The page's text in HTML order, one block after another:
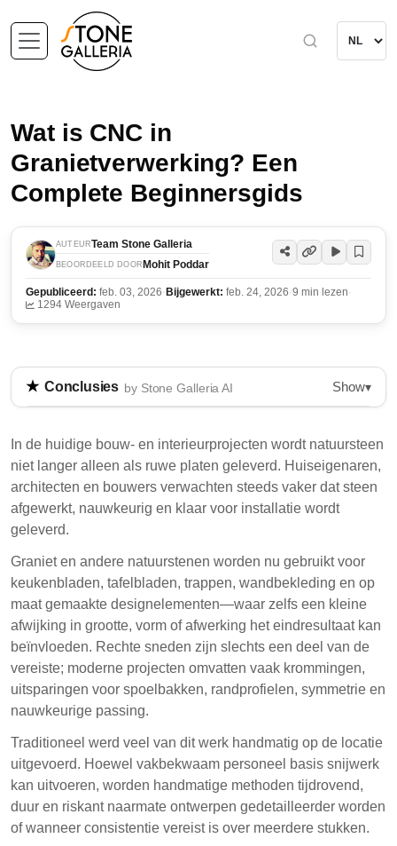
Wat is CNC in
Granietverwerking? Een
Complete Beginnersgids
AUTEURTeam Stone Galleria
BEOORDEELD DOOR Mohit Poddar
Gepubliceerd: feb. 03, 2026· Bijgewerkt: feb. 24, 2026·9 min lezen·
1294 Weergaven
Conclusies by Stone Galleria AI Show▾
geleid tot de adoptie van CNC-technologie. CNC-
machines verbeteren de granietverwerking door hoge
nauwkeurigheid en herhaalbaarheid in sneden en
afwerkingen te garanderen. Deze verschuiving
vermindert vertragingen op locatie en verbetert de
CNC-technologie maakt computergestuurde
bewerkingen mogelijk, waardoor de
nauwkeurigheid wordt verbeterd en menselijke
fouten in granietverwerking worden verminderd.
Verschillende soorten CNC-machines, zoals
brugzagen en frezen, voldoen aan verschillende
behoeften en complexiteiten van
granietverwerking.
CNC-verwerkt graniet wordt steeds vaker gebruikt
in residentiële en commerciële toepassingen, wat
zorgt voor uniformiteit en kwaliteit in afgewerkte
In de huidige bouw- en interieurprojecten wordt natuursteen
niet langer alleen als ruwe platen geleverd. Huiseigenaren,
architecten en bouwers verwachten steeds vaker dat steen
afgewerkt, nauwkeurig en klaar voor installatie wordt
geleverd.
Graniet en andere natuurstenen worden nu gebruikt voor
keukenbladen, tafelbladen, trappen, wandbekleding en op
maat gemaakte designelementen—waar zelfs een kleine
afwijking in grootte, vorm of afwerking het eindresultaat kan
beïnvloeden. Rechte sneden zijn slechts een deel van de
vereiste; moderne projecten omvatten vaak krommingen,
uitsparingen voor spoelbakken, randprofielen, symmetrie en
nauwkeurige passing.
Traditioneel werd veel van dit werk handmatig op de locatie
uitgevoerd. Hoewel vakbekwaam personeel basis snijwerk
kan uitvoeren, worden handmatige methoden tijdrovend,
duur en riskant naarmate ontwerpen gedetailleerder worden
of wanneer consistentie vereist is over meerdere stukken.